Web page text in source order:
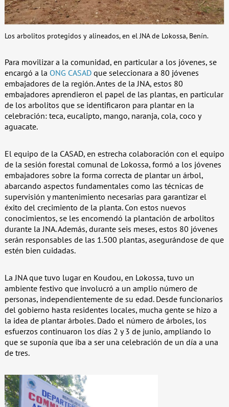
Los arbolitos protegidos y alineados, en el JNA de Lokossa, Benín.
Para movilizar a la comunidad, en particular a los jóvenes, se
encargó a la ONG CASADque seleccionara a 80 jóvenes
embajadores de la región. Antes de la JNA, estos 80
embajadores aprendieron el papel de las plantas, en particular
de los arbolitos que se identificaron para plantar en la
celebración: teca, eucalipto, mango, naranja, cola, coco y
aguacate.
El equipo de la CASAD, en estrecha colaboración con el equipo
de la sesión forestal comunal de Lokossa, formó a los jóvenes
embajadores sobre la forma correcta de plantar un árbol,
abarcando aspectos fundamentales como las técnicas de
supervisión y mantenimiento necesarias para garantizar el
éxito del crecimiento de la planta. Con estos nuevos
conocimientos, se les encomendó la plantación de arbolitos
durante la JNA. Además, durante seis meses, estos 80 jóvenes
serán responsables de las 1.500 plantas, asegurándose de que
estén bien cuidadas.
La JNA que tuvo lugar en Koudou, en Lokossa, tuvo un
ambiente festivo que involucró a un amplio número de
personas, independientemente de su edad. Desde funcionarios
del gobierno hasta residentes locales, mucha gente se hizo a
la idea de plantar árboles. Dado el número de árboles, los
esfuerzos continuaron los días 2 y 3 de junio, ampliando lo
que se suponía que iba a ser una celebración de un día a una
de tres.